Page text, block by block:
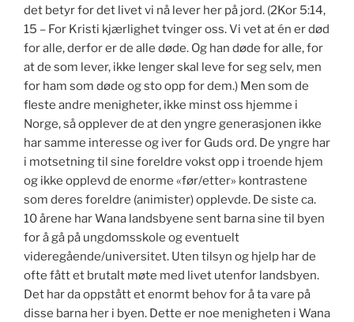
det betyr for det livet vi nå lever her på jord. (2Kor 5:14,
15 – For Kristi kjærlighet tvinger oss. Vi vet at én er død
for alle, derfor er de alle døde. Og han døde for alle, for
at de som lever, ikke lenger skal leve for seg selv, men
for ham som døde og sto opp for dem.) Men som de
fleste andre menigheter, ikke minst oss hjemme i
Norge, så opplever de at den yngre generasjonen ikke
har samme interesse og iver for Guds ord. De yngre har
i motsetning til sine foreldre vokst opp i troende hjem
og ikke opplevd de enorme «før/etter» kontrastene
som deres foreldre (animister) opplevde. De siste ca.
10 årene har Wana landsbyene sent barna sine til byen
for å gå på ungdomsskole og eventuelt
videregående/universitet. Uten tilsyn og hjelp har de
ofte fått et brutalt møte med livet utenfor landsbyen.
Det har da oppstått et enormt behov for å ta vare på
disse barna her i byen. Dette er noe menigheten i Wana